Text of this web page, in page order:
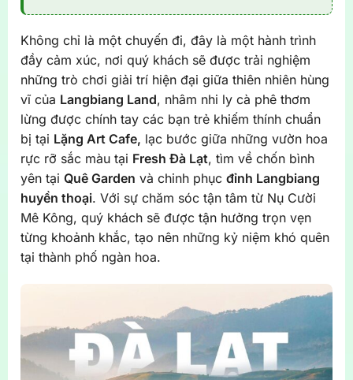
Không chỉ là một chuyến đi, đây là một hành trình
đầy cảm xúc, nơi quý khách sẽ được trải nghiệm
những trò chơi giải trí hiện đại giữa thiên nhiên hùng
vĩ của Langbiang Land, nhâm nhi ly cà phê thơm
lừng được chính tay các bạn trẻ khiếm thính chuẩn
bị tại Lặng Art Cafe, lạc bước giữa những vườn hoa
rực rỡ sắc màu tại Fresh Đà Lạt, tìm về chốn bình
yên tại Quê Garden và chinh phục đỉnh Langbiang
huyền thoại. Với sự chăm sóc tận tâm từ Nụ Cười
Mê Kông, quý khách sẽ được tận hưởng trọn vẹn
từng khoảnh khắc, tạo nên những kỷ niệm khó quên
tại thành phố ngàn hoa.